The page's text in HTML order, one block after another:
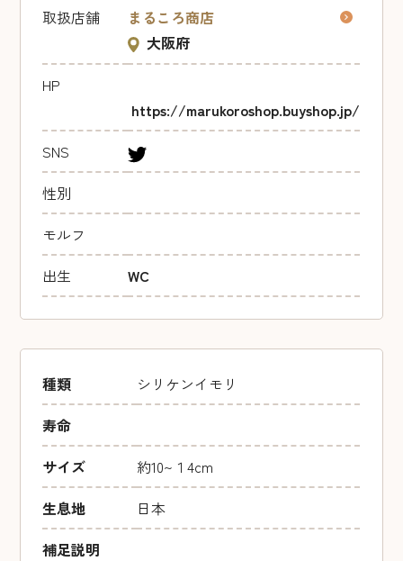
取扱店舗
まるころ商店
大阪府
HP
https://marukoroshop.buyshop.jp/
SNS
性別
モルフ
出生
WC
種類
シリケンイモリ
寿命
サイズ
約10~１4cm
生息地
日本
補足説明